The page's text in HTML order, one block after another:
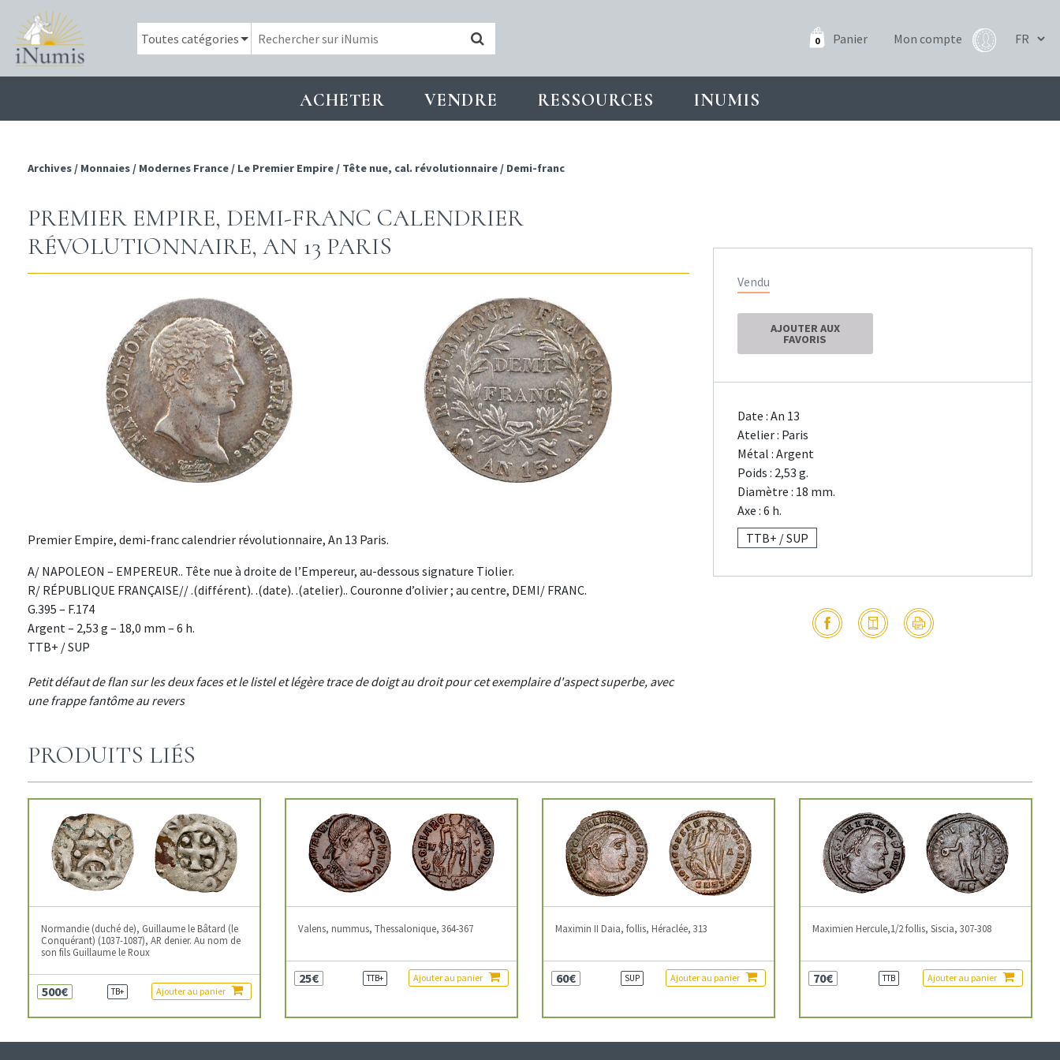
0 Panier Mon compte
ACHETER VENDRE RESSOURCES INUMIS
Archives / Monnaies / Modernes France / Le Premier Empire / Tête nue, cal. révolutionnaire / Demi-franc
PREMIER EMPIRE, DEMI-FRANC CALENDRIER
RÉVOLUTIONNAIRE, AN 13 PARIS
Premier Empire, demi-franc calendrier révolutionnaire, An 13 Paris.
A/ NAPOLEON – EMPEREUR.. Tête nue à droite de l’Empereur, au-dessous signature Tiolier.
R/ RÉPUBLIQUE FRANÇAISE// .(différent). .(date). .(atelier).. Couronne d’olivier ; au centre, DEMI/ FRANC.
G.395 – F.174
Argent – 2,53 g – 18,0 mm – 6 h.
TTB+ / SUP
Petit défaut de flan sur les deux faces et le listel et légère trace de doigt au droit pour cet exemplaire d'aspect superbe, avec
une frappe fantôme au revers
Vendu
AJOUTER AUX
FAVORIS
Date : An 13
Atelier : Paris
Métal : Argent
Poids : 2,53 g.
Diamètre : 18 mm.
Axe : 6 h.
TTB+ / SUP
PRODUITS LIÉS
Normandie (duché de), Guillaume le Bâtard (le
Conquérant) (1037-1087), AR denier. Au nom de
son fils Guillaume le Roux
500€ TB+ Ajouter au panier
Valens, nummus, Thessalonique, 364-367
25€ TTB+ Ajouter au panier
Maximin II Daia, follis, Héraclée, 313
60€ SUP Ajouter au panier
Maximien Hercule,1/2 follis, Siscia, 307-308
70€ TTB Ajouter au panier